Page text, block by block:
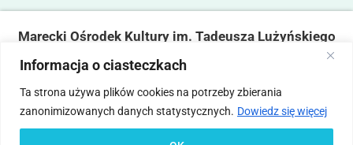
Informacja o ciasteczkach
Ta strona używa plików cookies na potrzeby zbierania
zanonimizowanych danych statystycznych. Dowiedz się więcej
Marecki Ośrodek Kultury im. Tadeusza Lużyńskiego
ul. Fabryczna 2, 05-270 Marki
tel. 22 781 14 06,mokmarki@mokmarki.pl
Statut
Pliki
Polityka
prywatności
Deklaracja
Standardy Ochrony